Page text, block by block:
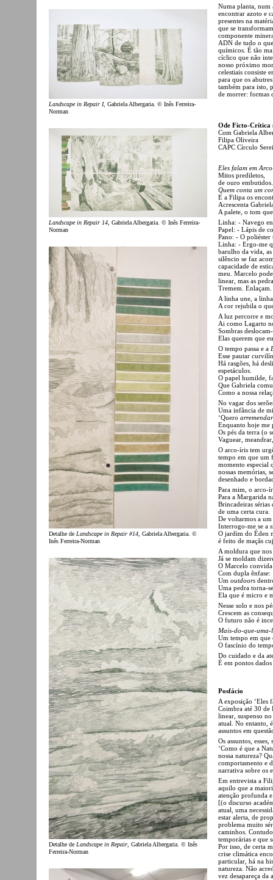
Landscape in Repair I, Gabriela Albergaria. © Inês Ferreira-
Norman
Landscape in Repair 14 , Gabriela Albergaria. © Inês Ferreira-
Norman
Detalhe de Landscape in Repair #14 , Gabriela Albergaria. ©
Inês Ferreira-Norman
Detalhe de Landscape in Repair , Gabriela Albergaria. © Inês
Ferreira-Norman
Numa planta, num
encontrar azoto e
presentes na
que se
componente
ADN de tudo o
químicos. É tão
cíclico que não
nosso próximo
celestiais consiste
para que os
também para isto,
de morrer: formas
Ode Ficto-Crítica
Com Gabriela
Filipa Oliveira
CAPC Círculo
Eles falam em
Mitos prediletos,
de ouro embutidos.
Quem conta um
E a Filipa os
Acrescenta
A palete, o tom
Linha: - Navego
Papel: - Lápis de
Pano: - O poliéster
Linha: - Ergo-me
barulho da vida,
silêncio se faz
capacidade de
meu. Marcelo
linear, mas as
Tremem.
A linha une, a
A cor rejubila o
A luz percorre e
Ai como Lagarto
Sombras
Elas querem que
O tempo passa e a
Esse pautar
Há rasgões, há
espetáculos.
O papel humilde,
Que Gabriela
Como a nossa
No vagar dos
Uma infância de
‘Quero
Enquanto hoje me
Os pés da terra (o
Vaguear,
O arco-íris tem
tempo em que um
momento especial
nossas memórias,
desenhado e
Para mim, o arco-
Para a Margarida
Brincadeiras sérias
de uma certa cura.
De voltarmos a
Interrogo-me se a
O jardim do Éden
é feito de maçãs
A moldura que nos
Já se moldam
O Marcelo convida
Com dupla ênfase:
Um outdoors
Uma pedra torna-
Ela que é micro e
Nesse solo e nos
Crescem as
O futuro não é
Mais-do-que-
Um tempo em que
O fascínio do
Do cuidado e da
É em pontos
Posfácio
A exposição ‘Eles
Coimbra até 30 de
linear, suspenso
atual. No entanto,
assuntos em
Os assuntos,
‘Como é que a
nossa natureza?
comportamento e
narrativa sobre os
Em entrevista a
aquilo que a
atenção profunda
[(o discurso
atual, uma
estar alerta, de
problema muito
caminhos.
temporárias e que
Por isso, de certa
crise climática
particular, há na
natureza. Não
vez desapareça da